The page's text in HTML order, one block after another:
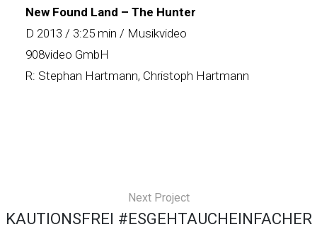
New Found Land – The Hunter
D 2013 / 3:25 min / Musikvideo
908video GmbH
R: Stephan Hartmann, Christoph Hartmann
Next Project
KAUTIONSFREI #ESGEHTAUCHEINFACHER